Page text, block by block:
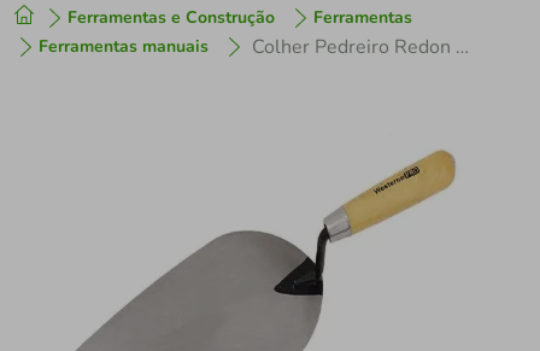
Ferramentas e Construção
Ferramentas
Ferramentas manuais
Colher Pedreiro Redon 10 22 cm Western
1º tenis
iphone